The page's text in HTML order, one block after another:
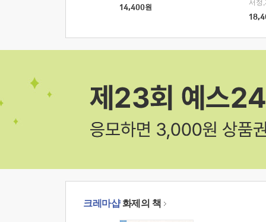
14,400원
크레마샵화제의 책